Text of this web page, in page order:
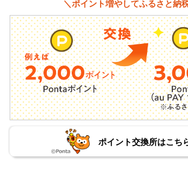
＼ポイント増やしてふるさと納
ポイント交換所はこち